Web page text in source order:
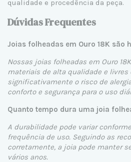
qualidade e procedência da peça.
Dúvidas Frequentes
Joias folheadas em Ouro 18K são
Nossas joias folheadas em Ouro
materiais de alta qualidade e livres
significativamente o risco de
conforto e segurança para o uso
Quanto tempo dura uma joia
A durabilidade pode variar
frequência de uso. Seguindo as
corretamente, a joia pode manter
vários anos.